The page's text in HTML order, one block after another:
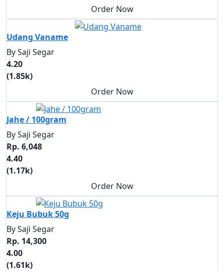
Order Now
Udang Vaname
By Saji Segar
4.20
(1.85k)
Order Now
Jahe / 100gram
By Saji Segar
Rp. 6,048
4.40
(1.17k)
Order Now
Keju Bubuk 50g
By Saji Segar
Rp. 14,300
4.00
(1.61k)